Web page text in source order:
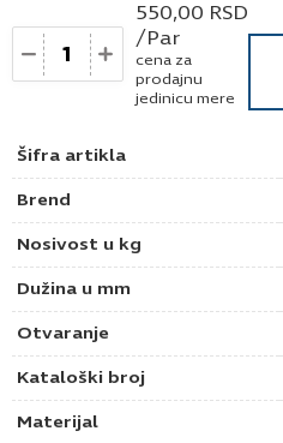
Šifra artikla
Brend
Nosivost u kg
Dužina u mm
Otvaranje
Kataloški broj
Materijal
Količina
550,00 RSD
/Par
cena za
prodajnu
jedinicu mere